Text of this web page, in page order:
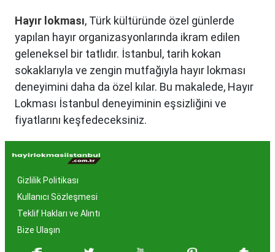
Hayır lokması, Türk kültüründe özel günlerde
yapılan hayır organizasyonlarında ikram edilen
geleneksel bir tatlıdır. İstanbul, tarih kokan
sokaklarıyla ve zengin mutfağıyla hayır lokması
deneyimini daha da özel kılar. Bu makalede, Hayır
Lokması İstanbul deneyiminin eşsizliğini ve
fiyatlarını keşfedeceksiniz.
Hayır Lokması İstanbul'da
Neden Popüler?
İstanbul, tarih ve kültür mirasıyla öne çıkan bir
şehir olmasıyla birlikte, geleneksel lezzetlerle de
zenginleşmiştir. Hayır lokması, özel günlerde
Gizlilik Politikası
Kullanıcı Sözleşmesi
Teklif Hakları ve Alıntı
Bize Ulaşın